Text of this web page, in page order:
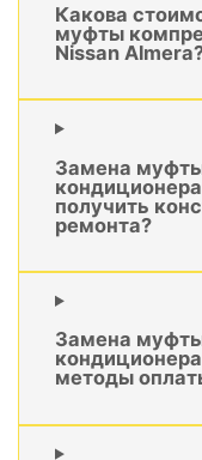
Какова
муфты
Nissan
Замена
получить
ремонта?
Замена
методы